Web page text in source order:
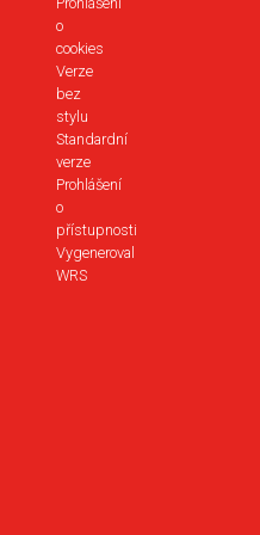
o
cookies
Verze
bez
stylu
Standardní
verze
Prohlášení
o
přístupnosti
Vygeneroval
WRS